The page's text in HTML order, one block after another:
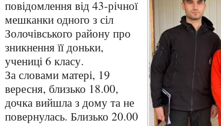
повідомлення від 43-річної
мешканки одного з сіл
Золочівського району про
зникнення її доньки,
учениці 6 класу.
За словами матері, 19
вересня, близько 18.00,
дочка вийшла з дому та не
повернулась. Близько 20.00